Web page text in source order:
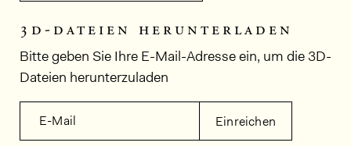
3d-dateien herunterladen
Bitte geben Sie Ihre E-Mail-Adresse ein, um die 3D-
Dateien herunterzuladen
E-Mail Einreichen